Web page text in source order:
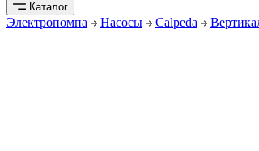
Каталог
Электропомпа Насосы Calpeda